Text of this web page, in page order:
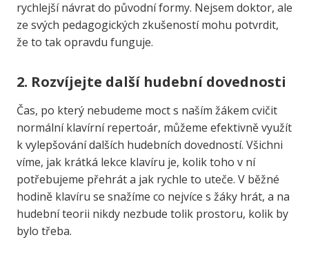
rychlejší návrat do původní formy. Nejsem doktor, ale
ze svých pedagogických zkušeností mohu potvrdit,
že to tak opravdu funguje.
2. Rozvíjejte další hudební dovednosti
Čas, po který nebudeme moct s naším žákem cvičit
normální klavírní repertoár, můžeme efektivně využít
k vylepšování dalších hudebních dovedností. Všichni
víme, jak krátká lekce klavíru je, kolik toho v ní
potřebujeme přehrát a jak rychle to uteče. V běžné
hodině klavíru se snažíme co nejvíce s žáky hrát, a na
hudební teorii nikdy nezbude tolik prostoru, kolik by
bylo třeba.